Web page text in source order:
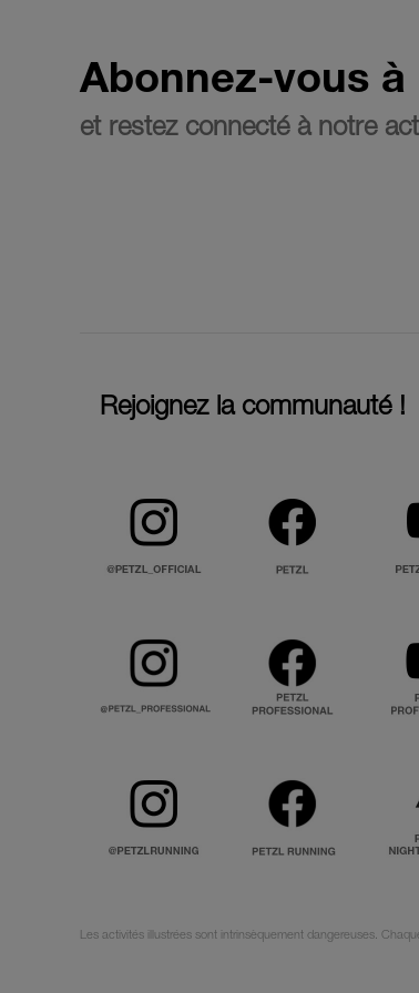
Abonnez-vous
et restez connecté à notre
Rejoignez la communauté !
Les activités illustrées sont intrinsèquement dangereuses.